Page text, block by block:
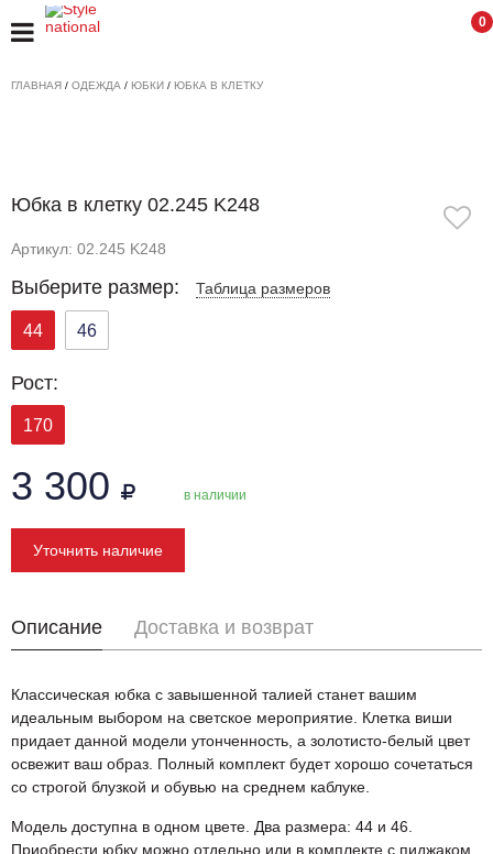
0
ГЛАВНАЯ / ОДЕЖДА / ЮБКИ / ЮБКА В КЛЕТКУ
Юбка в клетку 02.245 K248
Артикул: 02.245 K248
Выберите размер: Таблица размеров
44 46
Рост:
170
3 300 в наличии
Уточнить наличие
Описание Доставка и возврат
Классическая юбка с завышенной талией станет вашим
идеальным выбором на светское мероприятие. Клетка виши
придает данной модели утонченность, а золотисто-белый цвет
освежит ваш образ. Полный комплект будет хорошо сочетаться
со строгой блузкой и обувью на среднем каблуке.
Модель доступна в одном цвете. Два размера: 44 и 46.
Приобрести юбку можно отдельно или в комплекте с пиджаком.